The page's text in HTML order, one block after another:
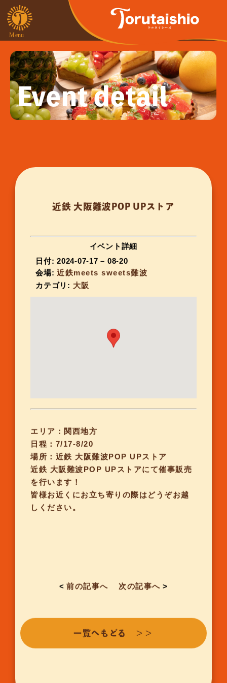
Event detail
近鉄 大阪難波POP UPストア
イベント詳細
日付: 2024-07-17 – 08-20
会場: 近鉄meets sweets難波
カテゴリ: 大阪
エリア：関西地方
日程：7/17-8/20
場所：近鉄 大阪難波POP UPストア
近鉄 大阪難波POP UPストアにて催事販売
を行います！
皆様お近くにお立ち寄りの際はどうぞお越
しください。
<前の記事へ 次の記事へ >
一覧へもどる ＞＞